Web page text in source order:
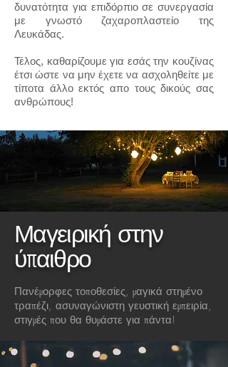
δυνατότητα για επιδόρπιο σε συνεργασία
με γνωστό ζαχαροπλαστείο της
Λευκάδας.
Τέλος, καθαρίζουμε για εσάς την κουζίνας
έτσι ώστε να μην έχετε να ασχοληθείτε με
τίποτα άλλο εκτός απο τους δικούς σας
ανθρώπους!
Μαγειρική στην
ύπαιθρο
Πανέμορφες τοποθεσίες, μαγικά στημένο
τραπέζι, ασυναγώνιστη γευστική εμπειρία,
στιγμές που θα θυμάστε για πάντα!